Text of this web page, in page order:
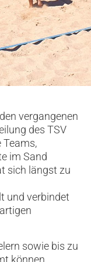
vergangenen
des TSV
Teams,
im Sand
sich längst zu
und verbindet
sowie bis zu
können